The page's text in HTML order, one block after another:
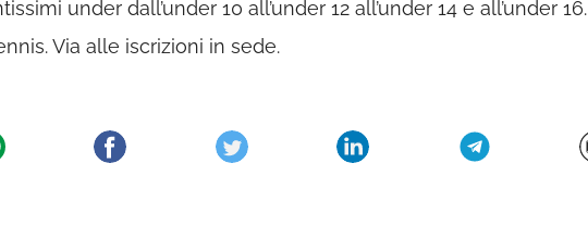
under dall’under 10 all’under 12 all’under 14 e all’under 16.
Via alle iscrizioni in sede.